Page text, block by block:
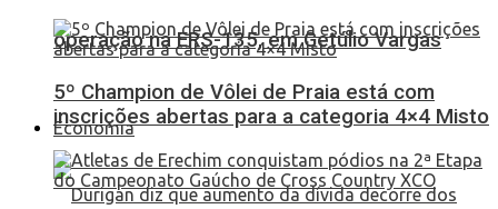
operação na ERS-135, em Getúlio Vargas
Economia
5º Champion de Vôlei de Praia está com
inscrições abertas para a categoria 4×4 Misto